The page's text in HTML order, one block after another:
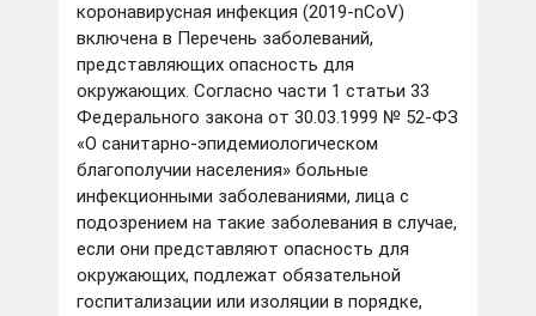
коронавирусная инфекция (2019-nCoV)
включена в Перечень заболеваний,
представляющих опасность для
окружающих. Согласно части 1 статьи 33
Федерального закона от 30.03.1999 № 52-ФЗ
«О санитарно-эпидемиологическом
благополучии населения» больные
инфекционными заболеваниями, лица с
подозрением на такие заболевания в случае,
если они представляют опасность для
окружающих, подлежат обязательной
госпитализации или изоляции в порядке,